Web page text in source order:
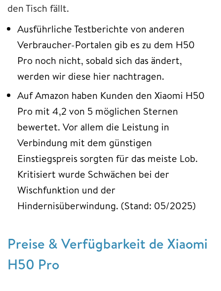
den Tisch fällt.
Ausführliche Testberichte von anderen
Verbraucher-Portalen gib es zu dem H50
Pro noch nicht, sobald sich das ändert,
werden wir diese hier nachtragen.
Auf Amazon haben Kunden den Xiaomi H50
Pro mit 4,2 von 5 möglichen Sternen
bewertet. Vor allem die Leistung in
Verbindung mit dem günstigen
Einstiegspreis sorgten für das meiste Lob.
Kritisiert wurde Schwächen bei der
Wischfunktion und der
Hindernisüberwindung. (Stand: 05/2025)
Preise & Verfügbarkeit de Xiaomi
H50 Pro